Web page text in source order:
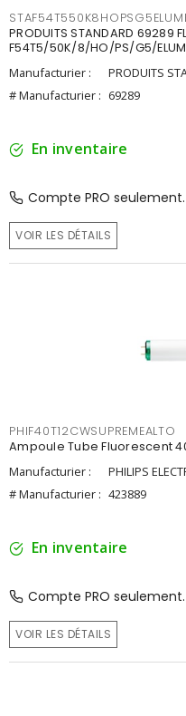
PRODUITS STANDARD 69289
F54T5/50K/8/HO/PS/G5/
Manufacturier :
PRODUITS
# Manufacturier : 69289
En inventaire
Compte PRO
VOIR LES DÉTAILS
PHIF40T12CWSUPREMEALTO
Ampoule Tube Fluorescent
Manufacturier :
PHILIPS
# Manufacturier : 423889
En inventaire
Compte PRO
VOIR LES DÉTAILS